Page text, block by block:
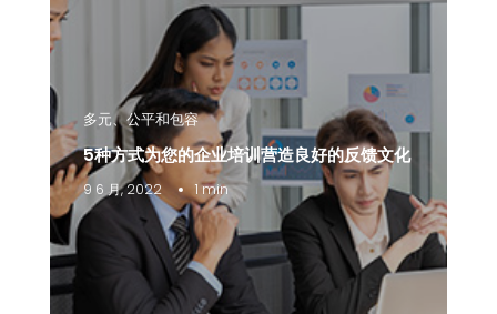
多元、公平和包容
5种方式为您的企业培训营造良好的反馈文化
9 6 月, 2022 1 min